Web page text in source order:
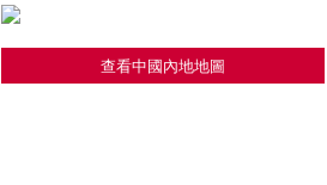
查看中國內地地圖